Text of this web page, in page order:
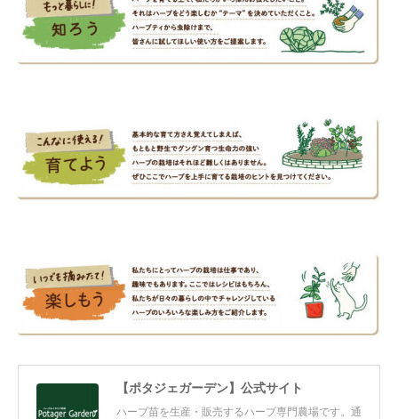
【ポタジェガーデン】公式サイト
ハーブ苗を生産・販売するハーブ専門農場です。通